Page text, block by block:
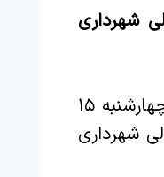
شهرداری
به گزارش روابط عمومی شهرداری و شورای اسلامی شهر بومهن، صبح امروز چهارشنبه ۱۵
شهرداری